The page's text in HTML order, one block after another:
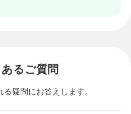
るご質問
疑問にお答えします。